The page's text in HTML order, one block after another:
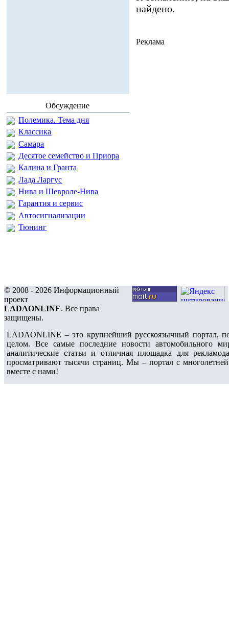
Обсуждение
Полемика. Тема дня
Классика
Самара
Десятое семейство и Приора
Калина и Гранта
Лада Ларгус
Нива и Шевроле-Нива
Гарантия и сервис
Автосигнализации
Тюнинг
найдено.
Реклама
© 2008 - 2026 Информационный
проект
LADAONLINE. Все права
защищены.
LADAONLINE – это крупнейший русскоязычный портал,
целом. Все самые последние новости автомобильного
аналитические статьи и отличная площадка для
просматривают тысячи страниц. Мы – портал с
вместе с нами!